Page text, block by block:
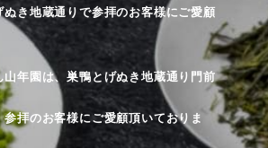
ぬき地蔵通りで参拝のお客様にご愛顧
山年園は、巣鴨とげぬき地蔵通り門前
拝のお客様にご愛顧頂いておりま